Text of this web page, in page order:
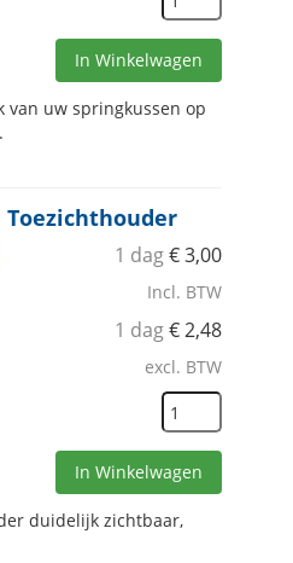
In Winkelwagen
van uw springkussen op
1 dag€3,00
Incl. BTW
1 dag€2,48
excl. BTW
In Winkelwagen
duidelijk zichtbaar,